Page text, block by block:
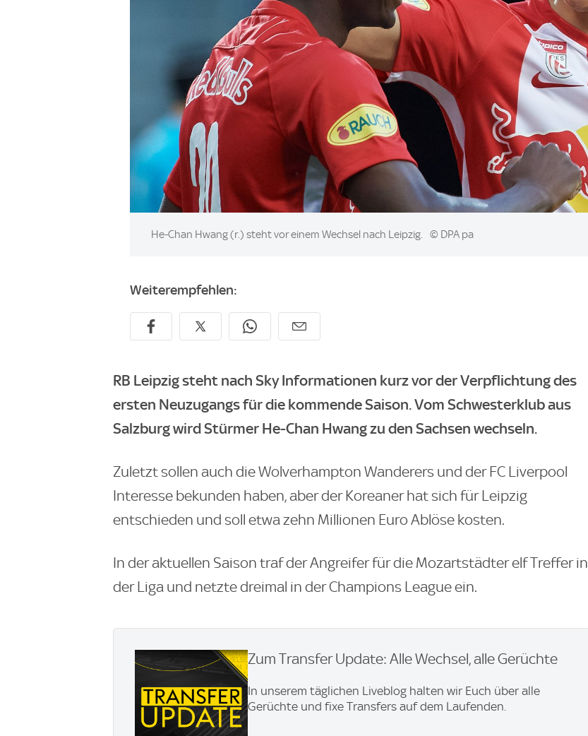
Image:
He-Chan Hwang (r.) steht vor einem Wechsel nach Leipzig. © DPA pa
Weiterempfehlen:
RB Leipzig steht nach Sky Informationen kurz vor der Verpflichtung des
ersten Neuzugangs für die kommende Saison. Vom Schwesterklub aus
Salzburg wird Stürmer He-Chan Hwang zu den Sachsen wechseln.
Zuletzt sollen auch die Wolverhampton Wanderers und der FC Liverpool
Interesse bekunden haben, aber der Koreaner hat sich für Leipzig
entschieden und soll etwa zehn Millionen Euro Ablöse kosten.
In der aktuellen Saison traf der Angreifer für die Mozartstädter elf Treffer in
der Liga und netzte dreimal in der Champions League ein.
Zum Transfer Update: Alle Wechsel, alle Gerüchte
In unserem täglichen Liveblog halten wir Euch über alle
Gerüchte und fixe Transfers auf dem Laufenden.